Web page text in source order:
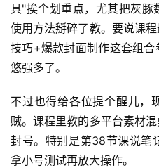
具"挨个划重点，尤其把灰豚
使用方法掰碎了教。要说课
技巧+爆款封面制作这套组
悠强多了。
不过也得给各位提个醒儿，
贼。课程里教的多平台素材
封号。特别是第38节课说笔
拿小号测试再放大操作。